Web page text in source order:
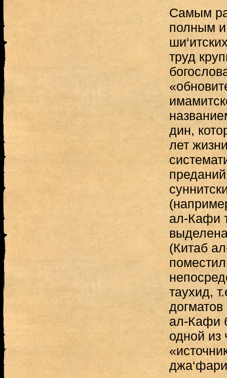
Самым
полным и
труд
дин,
лет
ал-Кафи
(Китаб
таухид,
ал-Кафи
одной из